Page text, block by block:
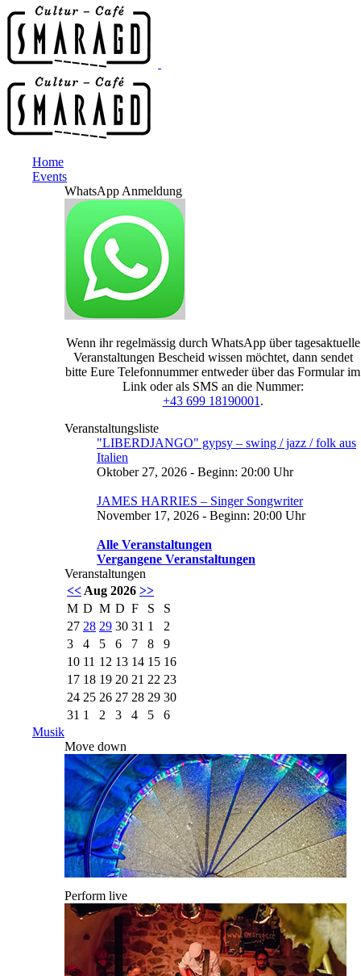
Home
Events
WhatsApp Anmeldung
Wenn ihr regelmässig durch WhatsApp über tagesaktuelle
Veranstaltungen Bescheid wissen möchtet, dann sendet
bitte Eure Telefonnummer entweder über das Formular im
Link oder als SMS an die Nummer:
+43 699 18190001 .
Veranstaltungsliste
"LIBERDJANGO" gypsy – swing / jazz / folk aus
Italien
Oktober 27, 2026 - Beginn: 20:00 Uhr
JAMES HARRIES – Singer Songwriter
November 17, 2026 - Beginn: 20:00 Uhr
Alle Veranstaltungen
Vergangene Veranstaltungen
Veranstaltungen
<< Aug 2026 >>
M D M D F S
S
27 28 29 30 31 1
2
3
4 5 6 7 8
9
10 11 12 13 14 15 16
17 18 19 20 21 22 23
24 25 26 27 28 29 30
31 1 2 3 4 5
6
Musik
Move down
Perform live